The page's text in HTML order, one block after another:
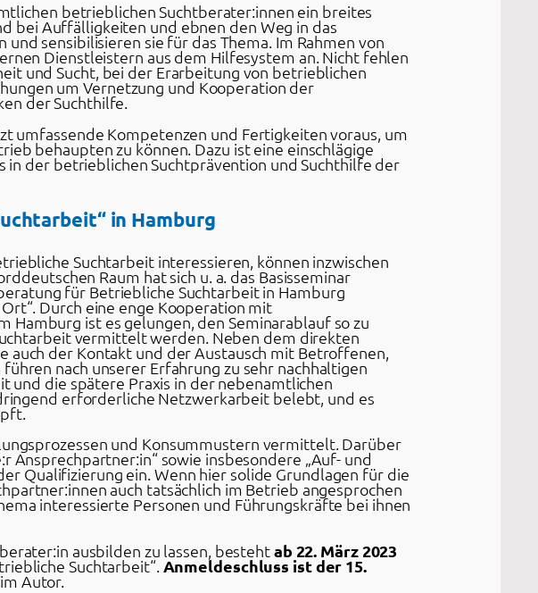
betrieblichen Suchtberater:innen ein breites
bei Auffälligkeiten und ebnen den Weg in das
sensibilisieren sie für das Thema. Im Rahmen von
Dienstleistern aus dem Hilfesystem an. Nicht fehlen
und Sucht, bei der Erarbeitung von betrieblichen
um Vernetzung und Kooperation der
der Suchthilfe.
umfassende Kompetenzen und Fertigkeiten voraus, um
behaupten zu können. Dazu ist eine einschlägige
in der betrieblichen Suchtprävention und Suchthilfe der
in Hamburg
Suchtarbeit interessieren, können inzwischen
Raum hat sich u. a. das Basisseminar
für Betriebliche Suchtarbeit in Hamburg
Durch eine enge Kooperation mit
ist es gelungen, den Seminarablauf so zu
vermittelt werden. Neben dem direkten
auch der Kontakt und der Austausch mit Betroffenen,
nach unserer Erfahrung zu sehr nachhaltigen
und die spätere Praxis in der nebenamtlichen
erforderliche Netzwerkarbeit belebt, und es
und Konsummustern vermittelt. Darüber
Ansprechpartner:in“ sowie insbesondere „Auf- und
Qualifizierung ein. Wenn hier solide Grundlagen für die
auch tatsächlich im Betrieb angesprochen
interessierte Personen und Führungskräfte bei ihnen
ausbilden zu lassen, bestehtab 22. März 2023
Suchtarbeit“. Anmeldeschluss ist der 15.
Autor.